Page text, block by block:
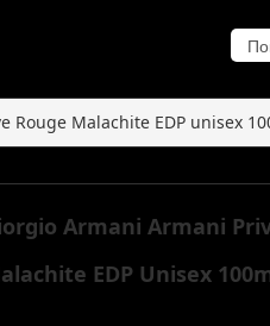
Rouge Malachite EDP unisex
Armani Armani
EDP Unisex